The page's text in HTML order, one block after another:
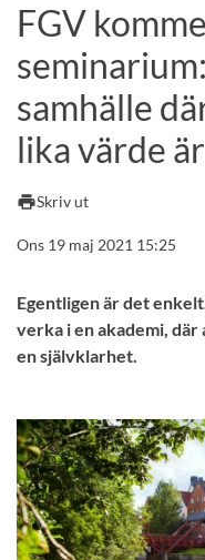
Andra söktjänster
Kurser och program
Lediga jobb
FGV
samhälle
lika värde
printSkriv ut
Ons 19 maj 2021 15:25
Egentligen är det
verka i en akademi,
en självklarhet.